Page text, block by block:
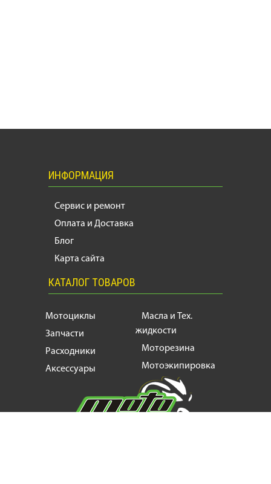
ИНФОРМАЦИЯ
Сервис и ремонт
Оплата и Доставка
Блог
Карта сайта
КАТАЛОГ ТОВАРОВ
Мотоциклы
Запчасти
Расходники
Аксессуары
Масла и Тех.
жидкости
Моторезина
Мотоэкипировка